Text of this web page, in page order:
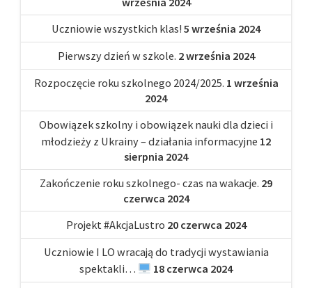
Uczniowie wszystkich klas! 5 września 2024
Pierwszy dzień w szkole. 2 września 2024
Rozpoczęcie roku szkolnego 2024/2025. 1 września
2024
Obowiązek szkolny i obowiązek nauki dla dzieci i
młodzieży z Ukrainy – działania informacyjne 12
sierpnia 2024
Zakończenie roku szkolnego- czas na wakacje. 29
czerwca 2024
Projekt #AkcjaLustro 20 czerwca 2024
Uczniowie I LO wracają do tradycji wystawiania
spektakli…
18 czerwca 2024